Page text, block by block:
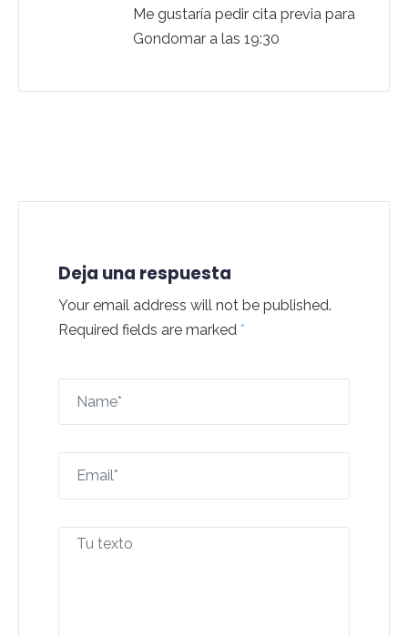
Me gustaría pedir cita previa para
Gondomar a las 19:30
Deja una respuesta
Your email address will not be published.
Required fields are marked *